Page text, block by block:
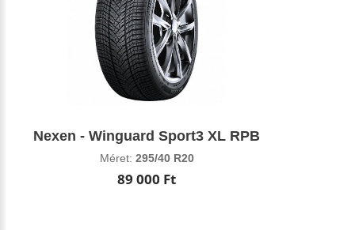
Nexen - Winguard Sport3 XL RPB
Méret: 295/40 R20
89 000 Ft